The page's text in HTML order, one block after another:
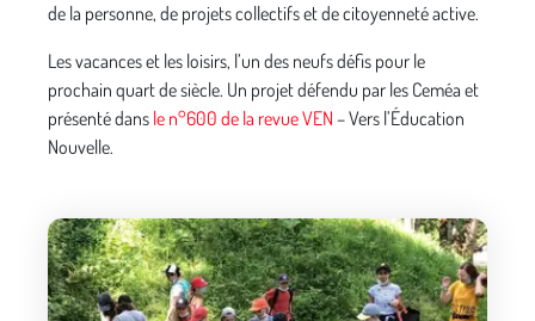
de la personne, de projets collectifs et de citoyenneté active.
Les vacances et les loisirs, l’un des neufs défis pour le
prochain quart de siècle. Un projet défendu par les Ceméa et
présenté dans le n°600 de la revue VEN – Vers l’Éducation
Nouvelle.